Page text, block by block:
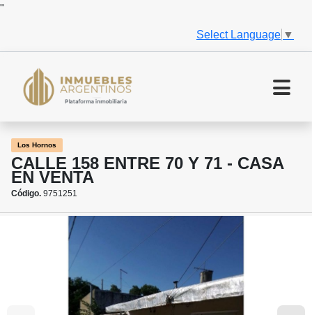
"
Select Language ▼
Los Hornos
CALLE 158 ENTRE 70 Y 71 - CASA
EN VENTA
Código. 9751251